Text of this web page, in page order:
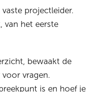
projectleider.
van het eerste
bewaakt de
vragen.
is en hoef je